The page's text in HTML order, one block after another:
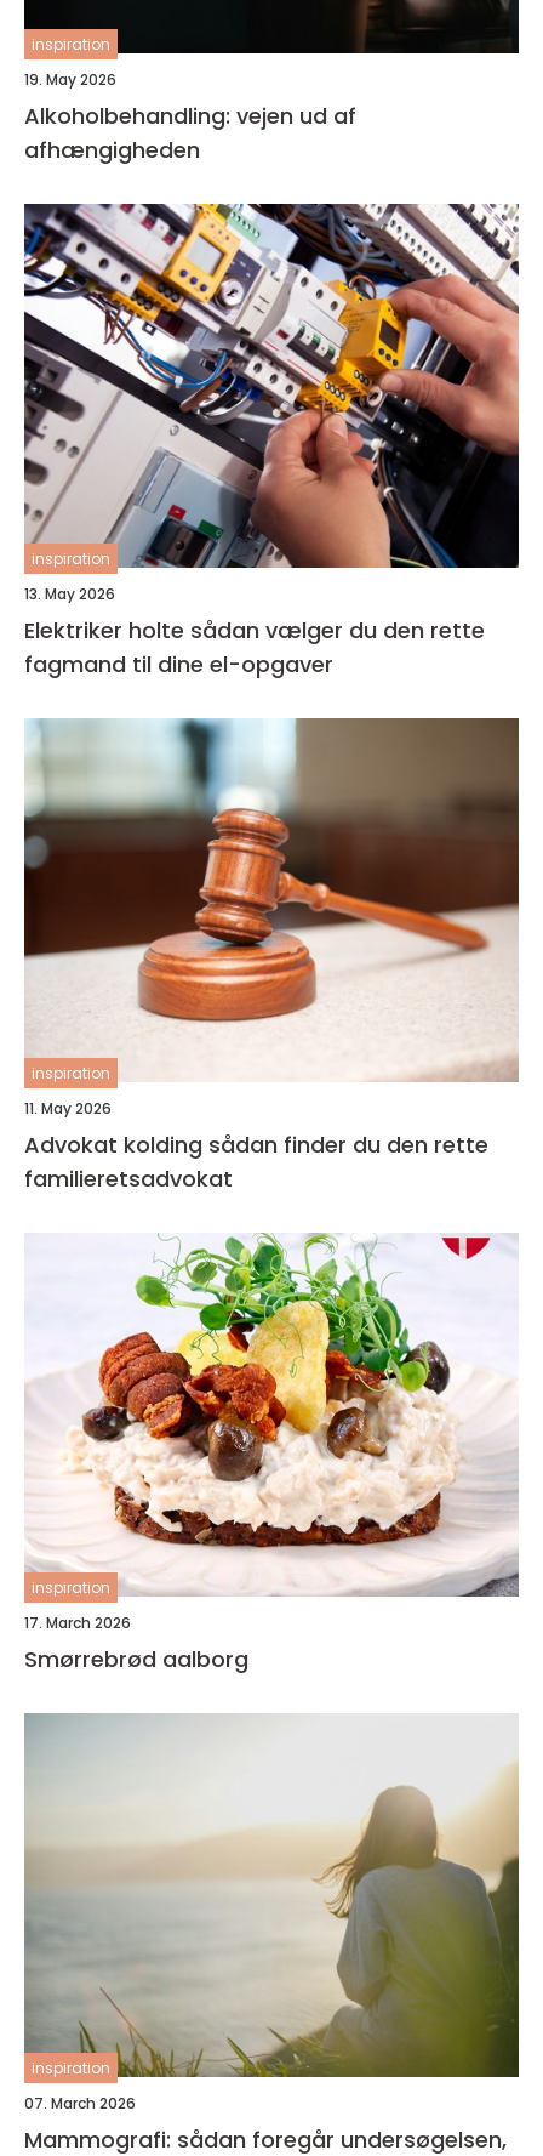
inspiration
19. May 2026
Alkoholbehandling: vejen ud af
afhængigheden
inspiration
13. May 2026
Elektriker holte sådan vælger du den rette
fagmand til dine el-opgaver
inspiration
11. May 2026
Advokat kolding sådan finder du den rette
familieretsadvokat
inspiration
17. March 2026
Smørrebrød aalborg
inspiration
07. March 2026
Mammografi: sådan foregår undersøgelsen,